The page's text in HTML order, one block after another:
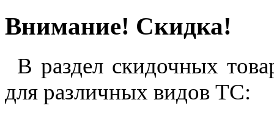
Внимание! Скидка!
В раздел скидочных
для различных видов ТС: